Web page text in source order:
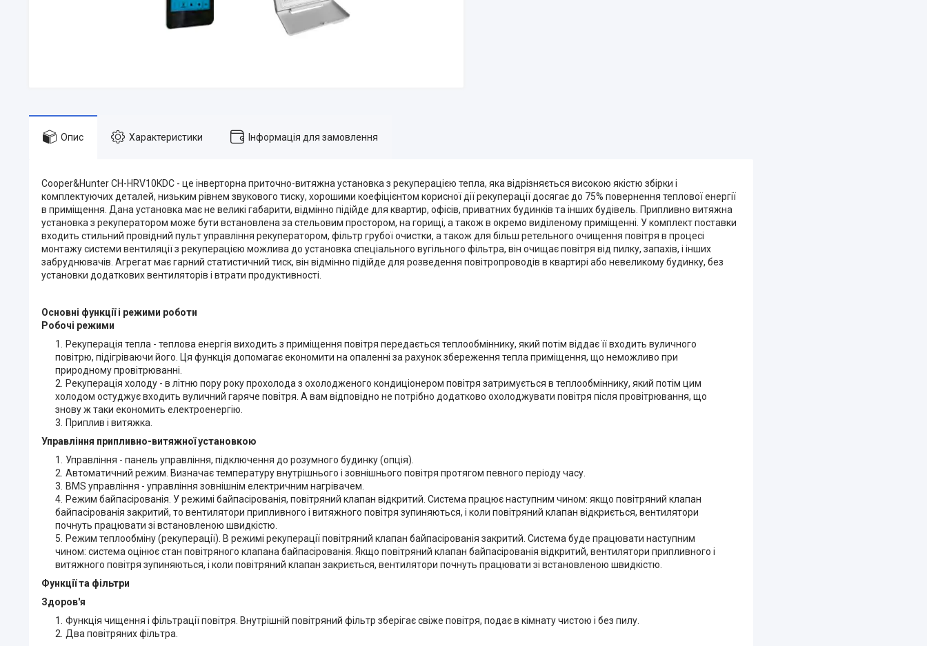
Опис Характеристики Інформація для замовлення
Cooper&Hunter CH-HRV10KDC - це інверторна приточно-витяжна установка з рекуперацією тепла, яка відрізняється високою якістю збірки і
комплектуючих деталей, низьким рівнем звукового тиску, хорошими коефіцієнтом корисної дії рекуперації досягає до 75% повернення теплової енергії
в приміщення. Дана установка має не великі габарити, відмінно підійде для квартир, офісів, приватних будинків та інших будівель. Припливно витяжна
установка з рекуператором може бути встановлена за стельовим простором, на горищі, а також в окремо виділеному приміщенні. У комплект поставки
входить стильний провідний пульт управління рекуператором, фільтр грубої очистки, а також для більш ретельного очищення повітря в процесі
монтажу системи вентиляції з рекуперацією можлива до установка спеціального вугільного фільтра, він очищає повітря від пилку, запахів, і інших
забруднювачів. Агрегат має гарний статистичний тиск, він відмінно підійде для розведення повітропроводів в квартирі або невеликому будинку, без
установки додаткових вентиляторів і втрати продуктивності.
Основні функції і режими роботи
Робочі режими
Рекуперація тепла - теплова енергія виходить з приміщення повітря передається теплообміннику, який потім віддає її входить вуличного
повітрю, підігріваючи його. Ця функція допомагає економити на опаленні за рахунок збереження тепла приміщення, що неможливо при
природному провітрюванні.
Рекуперація холоду - в літню пору року прохолода з охолодженого кондиціонером повітря затримується в теплообміннику, який потім цим
холодом остуджує входить вуличний гаряче повітря. А вам відповідно не потрібно додатково охолоджувати повітря після провітрювання, що
знову ж таки економить електроенергію.
Приплив і витяжка.
Управління припливно-витяжної установкою
Управління - панель управління, підключення до розумного будинку (опція).
Автоматичний режим. Визначає температуру внутрішнього і зовнішнього повітря протягом певного періоду часу.
BMS управління - управління зовнішнім електричним нагрівачем.
Режим байпасірованія. У режимі байпасірованія, повітряний клапан відкритий. Система працює наступним чином: якщо повітряний клапан
байпасірованія закритий, то вентилятори припливного і витяжного повітря зупиняються, і коли повітряний клапан відкриється, вентилятори
почнуть працювати зі встановленою швидкістю.
Режим теплообміну (рекуперації). В режимі рекуперації повітряний клапан байпасірованія закритий. Система буде працювати наступним
чином: система оцінює стан повітряного клапана байпасірованія. Якщо повітряний клапан байпасірованія відкритий, вентилятори припливного і
витяжного повітря зупиняються, і коли повітряний клапан закриється, вентилятори почнуть працювати зі встановленою швидкістю.
Функції та фільтри
Здоров'я
Функція чищення і фільтрації повітря. Внутрішній повітряний фільтр зберігає свіже повітря, подає в кімнату чистою і без пилу.
Два повітряних фільтра.